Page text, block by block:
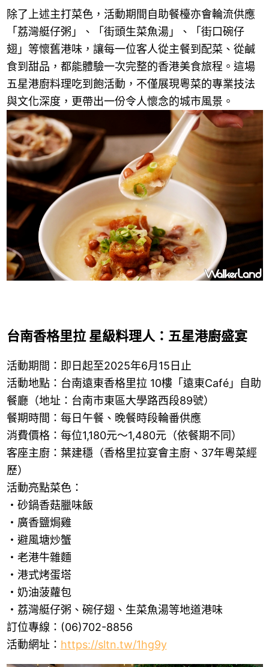
除了上述主打菜色，活動期間自助餐檯亦會輪流供應
「荔灣艇仔粥」、「街頭生菜魚湯」、「街口碗仔
翅」等懷舊港味，讓每一位客人從主餐到配菜、從鹹
食到甜品，都能體驗一次完整的香港美食旅程。這場
五星港廚料理吃到飽活動，不僅展現粵菜的專業技法
與文化深度，更帶出一份令人懷念的城市風景。
台南香格里拉 星級料理人：五星港廚盛宴
活動期間：即日起至2025年6月15日止
活動地點：台南遠東香格里拉 10樓「遠東Café」自助
餐廳（地址：台南市東區大學路西段89號）
餐期時間：每日午餐、晚餐時段輪番供應
消費價格：每位1,180元～1,480元（依餐期不同）
客座主廚：葉建穩（香格里拉宴會主廚、37年粵菜經
歷）
活動亮點菜色：
・砂鍋香菇臘味飯
・廣香鹽焗雞
・避風塘炒蟹
・老港牛雜麵
・港式烤蛋塔
・奶油菠蘿包
・荔灣艇仔粥、碗仔翅、生菜魚湯等地道港味
訂位專線：(06)702-8856
活動網址： https://sltn.tw/1hg9y